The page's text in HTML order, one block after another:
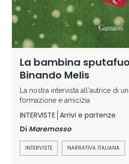
La bambina
Binando Melis
La nostra intervista all'autrice di
formazione e amicizia
INTERVISTE Arrivi e partenze
Di Maremosso
INTERVISTE NARRATIVA ITALIANA